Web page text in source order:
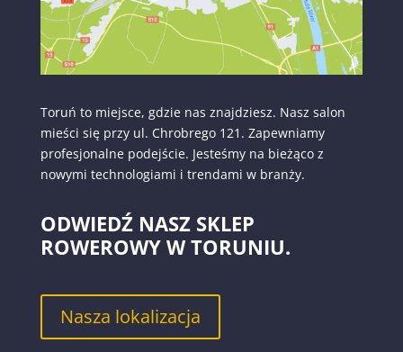
Toruń to miejsce, gdzie nas znajdziesz. Nasz salon
mieści się przy ul. Chrobrego 121. Zapewniamy
profesjonalne podejście. Jesteśmy na bieżąco z
nowymi technologiami i trendami w branży.
ODWIEDŹ NASZ SKLEP
ROWEROWY W TORUNIU.
Nasza lokalizacja